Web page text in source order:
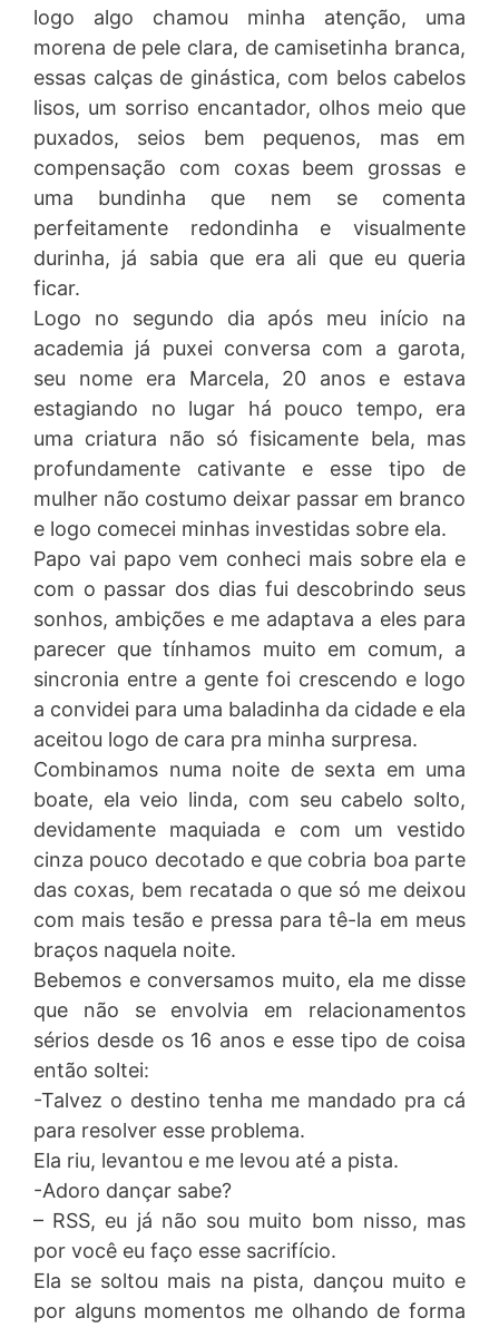
logo algo chamou minha atenção, uma
morena de pele clara, de camisetinha branca,
essas calças de ginástica, com belos cabelos
lisos, um sorriso encantador, olhos meio que
puxados, seios bem pequenos, mas em
compensação com coxas beem grossas e
uma bundinha que nem se comenta
perfeitamente redondinha e visualmente
durinha, já sabia que era ali que eu queria
ficar.
Logo no segundo dia após meu início na
academia já puxei conversa com a garota,
seu nome era Marcela, 20 anos e estava
estagiando no lugar há pouco tempo, era
uma criatura não só fisicamente bela, mas
profundamente cativante e esse tipo de
mulher não costumo deixar passar em branco
e logo comecei minhas investidas sobre ela.
Papo vai papo vem conheci mais sobre ela e
com o passar dos dias fui descobrindo seus
sonhos, ambições e me adaptava a eles para
parecer que tínhamos muito em comum, a
sincronia entre a gente foi crescendo e logo
a convidei para uma baladinha da cidade e ela
aceitou logo de cara pra minha surpresa.
Combinamos numa noite de sexta em uma
boate, ela veio linda, com seu cabelo solto,
devidamente maquiada e com um vestido
cinza pouco decotado e que cobria boa parte
das coxas, bem recatada o que só me deixou
com mais tesão e pressa para tê-la em meus
braços naquela noite.
Bebemos e conversamos muito, ela me disse
que não se envolvia em relacionamentos
sérios desde os 16 anos e esse tipo de coisa
então soltei:
-Talvez o destino tenha me mandado pra cá
para resolver esse problema.
Ela riu, levantou e me levou até a pista.
-Adoro dançar sabe?
– RSS, eu já não sou muito bom nisso, mas
por você eu faço esse sacrifício.
Ela se soltou mais na pista, dançou muito e
por alguns momentos me olhando de forma